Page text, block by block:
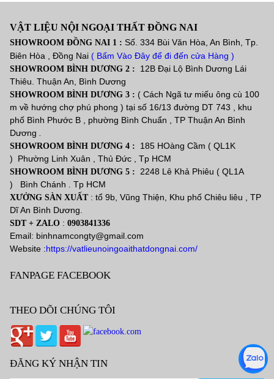
VẬT LIỆU NỘI NGOẠI THẤT ĐỒNG NAI
SHOWROOM ĐỒNG NAI 1 :Số. 334 Bùi Văn Hòa, An Bình, Tp.
Biên Hòa , Đồng Nai ( Bấm Vào Đây để đi đến cửa Hàng )
SHOWROOM BÌNH DƯƠNG 2 :
12B Đại Lộ Bình Dương Lái
Thiêu. Thuận An, Bình Dương
SHOWROOM BÌNH DƯƠNG 3 : ( Cách Ngã tư miếu ông cù 100
m về hướng chợ phú phong ) tại số 16/13 đường DT 743 , khu
phố Bình Phước B , phường Bình Chuẩn , TP Thuận An Bình
Dương
SHOWROOM BÌNH DƯƠNG 4 :
185 HOàng Cầm ( QL1K
) Phường Linh Xuân , Thủ Đức , Tp HCM
SHOWROOM BÌNH DƯƠNG 5 :
2248 Lê Khả Phiêu ( QL1A
) Bình Chánh . Tp HCM
XƯỞNG SÀN XUẤT: tổ 9b, Vũng Thiện, Khu phố Chiêu liêu , TP
Dĩ An Bình Dương.
SDT + ZALO :0903841336
Email: binhnamcongty@gmail.com
Website :https://vatlieunoingoaithatdongnai.com/
FANPAGE FACEBOOK
THEO DÕI CHÚNG TÔI
ĐĂNG KÝ NHẬN TIN